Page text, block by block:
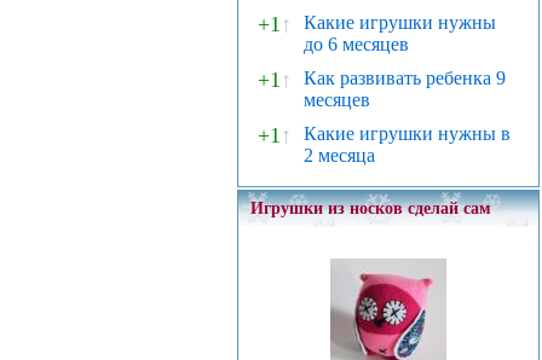
+1↑
Какие игрушки нужны
до 6 месяцев
+1↑
Как развивать ребенка 9
месяцев
+1↑
Какие игрушки нужны в
2 месяца
Игрушки из носков сделай сам